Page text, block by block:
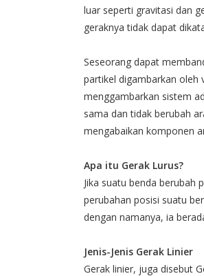
luar seperti gravitasi dan
geraknya tidak dapat
Seseorang dapat
partikel digambarkan oleh
menggambarkan sistem
sama dan tidak berubah
mengabaikan komponen
Apa itu Gerak Lurus?
Jika suatu benda berubah
perubahan posisi suatu
dengan namanya, ia
Jenis-Jenis Gerak Linier
Gerak linier, juga disebut